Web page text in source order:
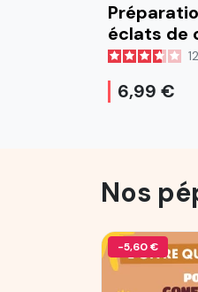
éclats de
12
6,99 €
Nos
-5,60 €